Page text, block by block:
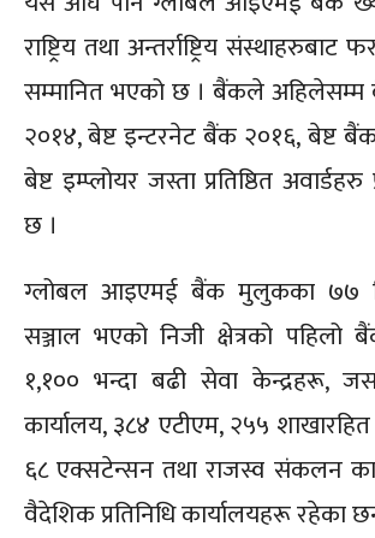
राष्ट्रिय तथा अन्तर्राष्ट्रिय
सम्मानित भएको छ । बैंकले
२०१४, बेष्ट इन्टरनेट बैंक २०१६, बेष्ट
बेष्ट इम्प्लोयर जस्ता प्रतिष्ठित
छ ।
ग्लोबल आइएमई बैंक मुलुकका ७७
सञ्जाल भएको निजी क्षेत्रको
१,१०० भन्दा बढी सेवा केन्द्रहरू,
कार्यालय, ३८४ एटीएम, २५५
६८ एक्सटेन्सन तथा राजस्व संकलन
वैदेशिक प्रतिनिधि कार्यालयहरू रहेका